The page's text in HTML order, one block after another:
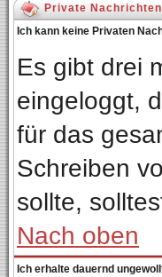
Private Nachrichten
Ich kann keine Privaten
Es gibt drei
eingeloggt,
für das
Schreiben
sollte,
Nach oben
Ich erhalte dauernd